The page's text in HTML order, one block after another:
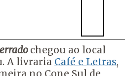
chegou ao local
A livraria Café e Letras,